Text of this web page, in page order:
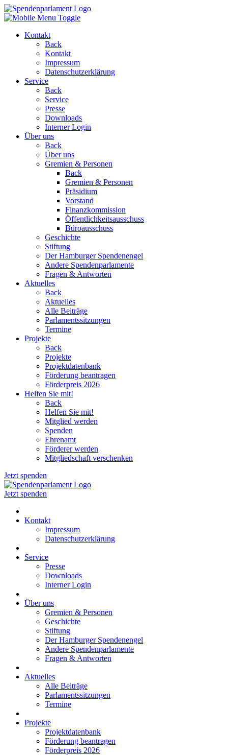
Kontakt
Back
Kontakt
Impressum
Datenschutzerklärung
Service
Back
Service
Presse
Downloads
Interner Login
Über uns
Back
Über uns
Gremien & Personen
Back
Gremien & Personen
Präsidium
Vorstand
Finanzkommission
Öffentlichkeitsausschuss
Büroausschuss
Geschichte
Stiftung
Der Hamburger Spendenengel
Andere Spendenparlamente
Fragen & Antworten
Aktuelles
Back
Aktuelles
Alle Beiträge
Parlamentssitzungen
Termine
Projekte
Back
Projekte
Projektdatenbank
Förderung beantragen
Förderpreis 2026
Helfen Sie mit!
Back
Helfen Sie mit!
Mitglied werden
Spenden
Ehrenamt
Förderer werden
Mitgliedschaft verschenken
Jetzt spenden
Jetzt spenden
Kontakt
Impressum
Datenschutzerklärung
Service
Presse
Downloads
Interner Login
Über uns
Gremien & Personen
Geschichte
Stiftung
Der Hamburger Spendenengel
Andere Spendenparlamente
Fragen & Antworten
Aktuelles
Alle Beiträge
Parlamentssitzungen
Termine
Projekte
Projektdatenbank
Förderung beantragen
Förderpreis 2026